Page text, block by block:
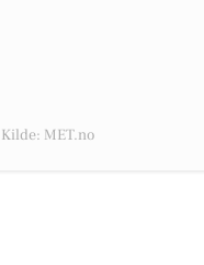
Kilde: MET.no